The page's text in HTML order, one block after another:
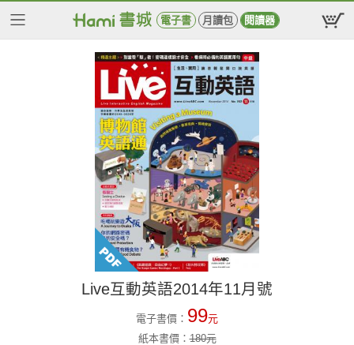
電子書 月讀包 閱讀器
Live互動英語2014年11月號
電子書價： 99元
紙本書價：180元